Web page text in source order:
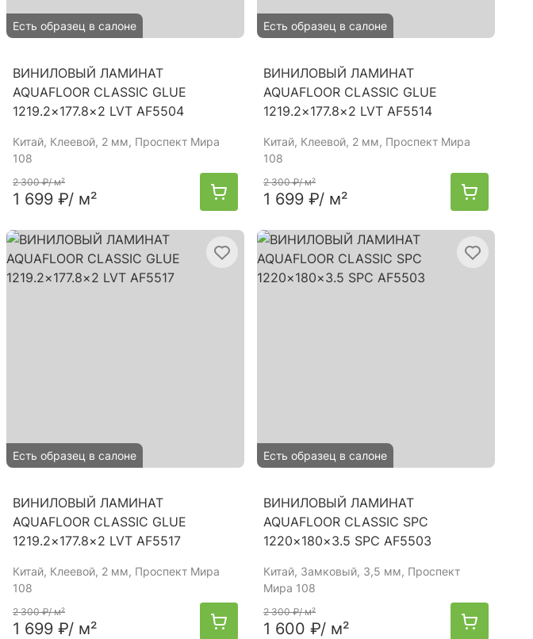
Есть образец в салоне
ВИНИЛОВЫЙ ЛАМИНАТ
AQUAFLOOR CLASSIC GLUE
1219.2×177.8×2 LVT AF5504
Китай, Клеевой, 2 мм, Проспект Мира
108
2 300 ₽/ м²
1 699 ₽/ м²
Есть образец в салоне
ВИНИЛОВЫЙ ЛАМИНАТ
AQUAFLOOR CLASSIC GLUE
1219.2×177.8×2 LVT AF5514
Китай, Клеевой, 2 мм, Проспект Мира
108
2 300 ₽/ м²
1 699 ₽/ м²
Есть образец в салоне
ВИНИЛОВЫЙ ЛАМИНАТ
AQUAFLOOR CLASSIC GLUE
1219.2×177.8×2 LVT AF5517
Китай, Клеевой, 2 мм, Проспект Мира
108
2 300 ₽/ м²
1 699 ₽/ м²
Есть образец в салоне
ВИНИЛОВЫЙ ЛАМИНАТ
AQUAFLOOR CLASSIC SPC
1220×180×3.5 SPC AF5503
Китай, Замковый, 3,5 мм, Проспект
Мира 108
2 300 ₽/ м²
1 600 ₽/ м²